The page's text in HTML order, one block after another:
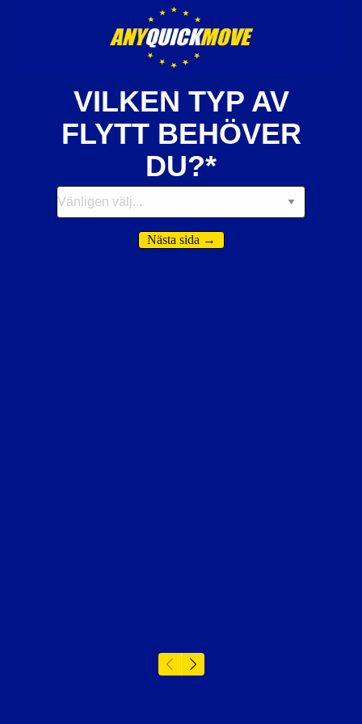
VILKEN TYP AV
FLYTT BEHÖVER
DU?*
Vänligen välj...
Nästa sida →